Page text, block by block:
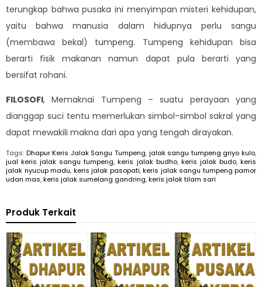
terungkap bahwa pusaka ini menyimpan misteri kehidupan,
yaitu bahwa manusia dalam hidupnya perlu sangu
(membawa bekal) tumpeng. Tumpeng kehidupan bisa
berarti fisik makanan namun dapat pula berarti yang
bersifat rohani.
FILOSOFI, Memaknai Tumpeng – suatu perayaan yang
dianggap suci tentu memerlukan simbol-simbol sakral yang
dapat mewakili makna dari apa yang tengah dirayakan.
Tags: Dhapur Keris Jalak Sangu Tumpeng, jalak sangu tumpeng griyo kulo,
jual keris jalak sangu tumpeng,keris jalak budho, keris jalak budo,keris
jalak nyucup madu, keris jalak pasopati,keris jalak sangu tumpeng pamor
udan mas,keris jalak sumelang gandring,keris jalak tilam sari
Produk Terkait